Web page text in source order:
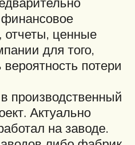
финансовое
отчеты, ценные
для того,
потери
производственный
Актуально
на заводе.